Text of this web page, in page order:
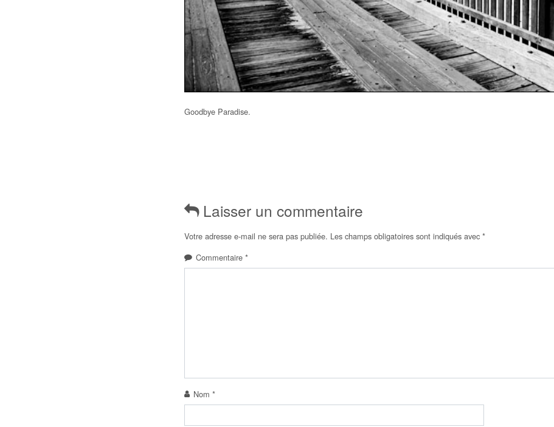
Goodbye Paradise.
Laisser un commentaire
Votre adresse e-mail ne sera pas publiée. Les champs obligatoires sont indiqués avec *
Commentaire *
Nom *